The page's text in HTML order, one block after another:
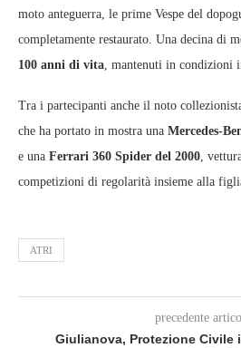
moto anteguerra, le prime Vespe del
completamente restaurato. Una decina di
100 anni di vita, mantenuti in condizioni
Tra i partecipanti anche il noto
che ha portato in mostra una
e una Ferrari 360 Spider del 2000,
competizioni di regolarità insieme alla
ATRI
precedente
Giulianova, Protezione Civile